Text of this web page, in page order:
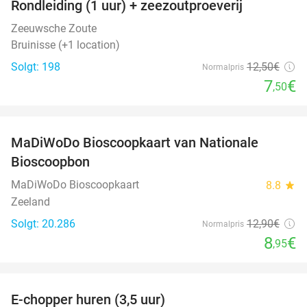
Rondleiding (1 uur) + zeezoutproeverij
Zeeuwsche Zoute
Bruinisse (+1 location)
Solgt: 198
Normalpris 12,50€
7,50€
MaDiWoDo Bioscoopkaart van Nationale
Bioscoopbon
MaDiWoDo Bioscoopkaart 8.8 star
Zeeland
Solgt: 20.286
Normalpris 12,90€
8,95€
E-chopper huren (3,5 uur)